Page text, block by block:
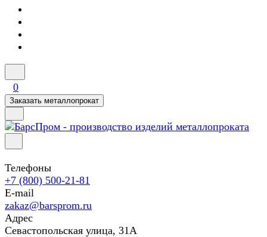
0
Заказать металлопрокат
Телефоны
+7 (800) 500-21-81
E-mail
zakaz@barsprom.ru
Адрес
Севастопольская улица, 31А